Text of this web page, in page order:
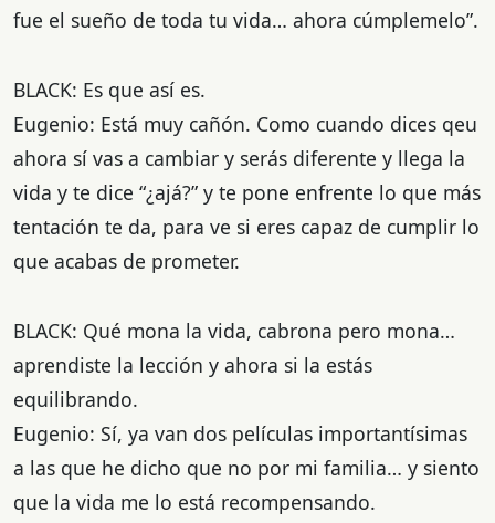
fue el sueño de toda tu vida… ahora cúmplemelo”.
BLACK: Es que así es.
Eugenio: Está muy cañón. Como cuando dices qeu
ahora sí vas a cambiar y serás diferente y llega la
vida y te dice “¿ajá?” y te pone enfrente lo que más
tentación te da, para ve si eres capaz de cumplir lo
que acabas de prometer.
BLACK: Qué mona la vida, cabrona pero mona…
aprendiste la lección y ahora si la estás
equilibrando.
Eugenio: Sí, ya van dos películas importantísimas
a las que he dicho que no por mi familia… y siento
que la vida me lo está recompensando.